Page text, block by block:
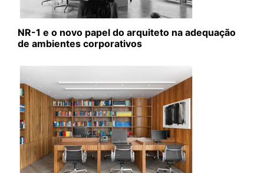
NR-1 e o novo papel do arquiteto na adequação
de ambientes corporativos